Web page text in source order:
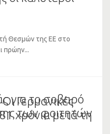
(VIDEO)
Θεσμών της ΕΕ στο
πρώην...
Γερμανικές
χρόνια μετά τη
για το σοβαρό
των φοιτητών